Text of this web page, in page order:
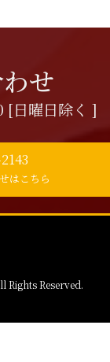
せ
[日曜日除く ]
はこちら
Rights Reserved.